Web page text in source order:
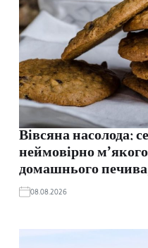
Вівсяна насолода:
неймовірно
домашнього
08.08.2026